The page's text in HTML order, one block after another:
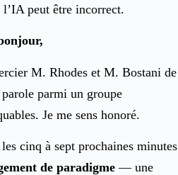
M. Rhodes et M. Bostani de
parmi un groupe
Je me sens honoré.
cinq à sept prochaines minutes
de paradigme — une